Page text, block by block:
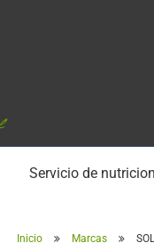
Servicio de
Inicio Marcas